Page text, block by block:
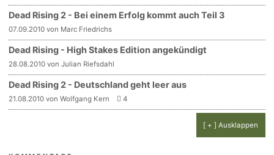
Dead Rising 2 - Bei einem Erfolg kommt auch Teil 3
07.09.2010 von Marc Friedrichs
Dead Rising - High Stakes Edition angekündigt
28.08.2010 von Julian Riefsdahl
Dead Rising 2 - Deutschland geht leer aus
21.08.2010 von Wolfgang Kern 4
[ + ] Ausklappen